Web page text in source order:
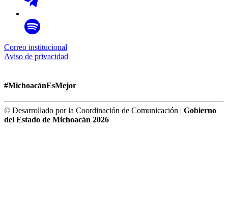
Correo institucional
Aviso de privacidad
#MichoacánEsMejor
© Desarrollado por la Coordinación de Comunicación | Gobierno
del Estado de Michoacán 2026